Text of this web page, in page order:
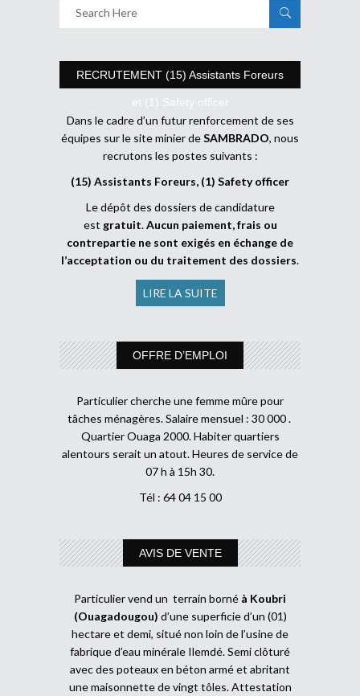
RECRUTEMENT (15) Assistants Foreurs
et (1) Safety officer
Dans le cadre d’un futur renforcement de ses
équipes sur le site minier deSAMBRADO, nous
recrutons les postes suivants :
(15) Assistants Foreurs, (1) Safety officer
Le dépôt des dossiers de candidature
est gratuit.Aucun paiement, frais ou
contrepartie ne sont exigés en échange de
l’acceptation ou du traitement des dossiers.
LIRE LA SUITE
OFFRE D’EMPLOI
Particulier cherche une femme mûre pour
tâches ménagères. Salaire mensuel : 30 000 .
Quartier Ouaga 2000. Habiter quartiers
alentours serait un atout. Heures de service de
07 h à 15h 30.
Tél : 64 04 15 00
AVIS DE VENTE
Particulier vend un terrain borné à Koubri
(Ouagadougou) d’une superficie d’un (01)
hectare et demi, situé non loin de l’usine de
fabrique d’eau minérale Ilemdé. Semi clôturé
avec des poteaux en béton armé et abritant
une maisonnette de vingt tôles. Attestation